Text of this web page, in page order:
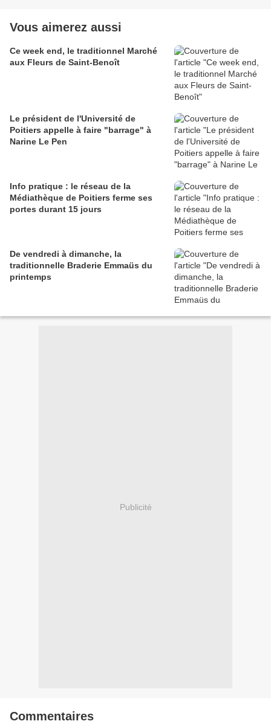
Vous aimerez aussi
Ce week end, le traditionnel Marché
aux Fleurs de Saint-Benoît
Le président de l'Université de
Poitiers appelle à faire "barrage" à
Narine Le Pen
Info pratique : le réseau de la
Médiathèque de Poitiers ferme ses
portes durant 15 jours
De vendredi à dimanche, la
traditionnelle Braderie Emmaüs du
printemps
Publicité
Commentaires